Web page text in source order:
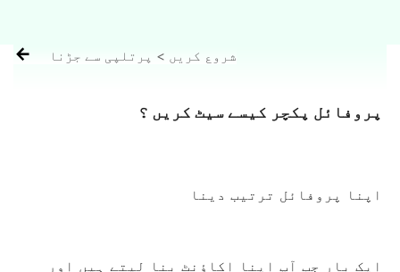
 شروع کریں > پرتلپی سے جڑنا
پروفائل پکچر کیسے سیٹ کریں ؟
اپنا پروفائل ترتیب دینا
ایک بار جب آپ اپنا اکاؤنٹ بنا لیتے ہیں اور